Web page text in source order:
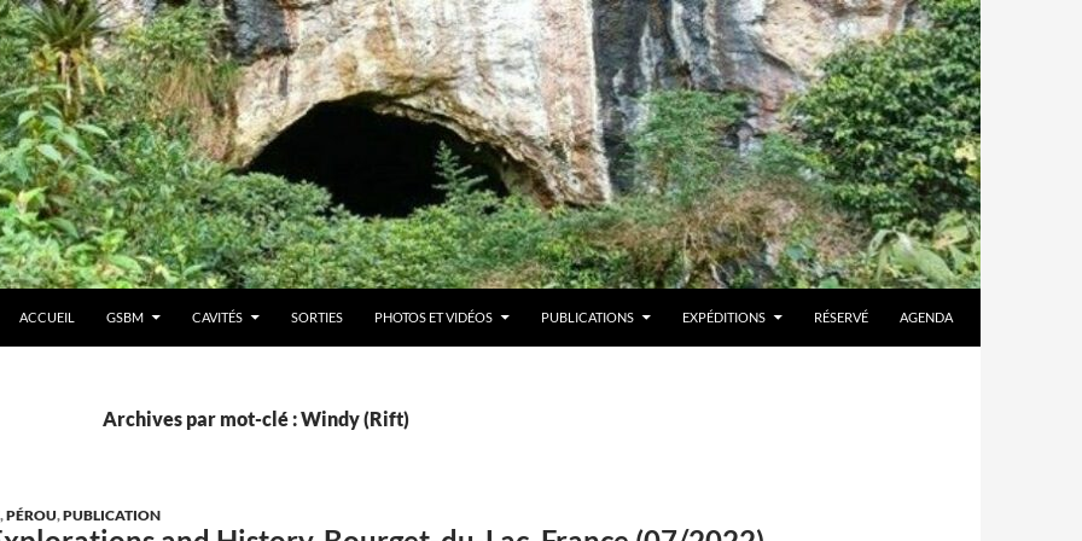
ACCUEIL GSBM CAVITÉS SORTIES PHOTOS ET VIDÉOS PUBLICATIONS EXPÉDITIONS RÉSERVÉ AGENDA
Archives par mot-clé : Windy (Rift)
,PÉROU,PUBLICATION